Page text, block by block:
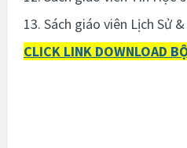
13. Sách giáo viên Lịch Sử
CLICK LINK DOWNLOAD